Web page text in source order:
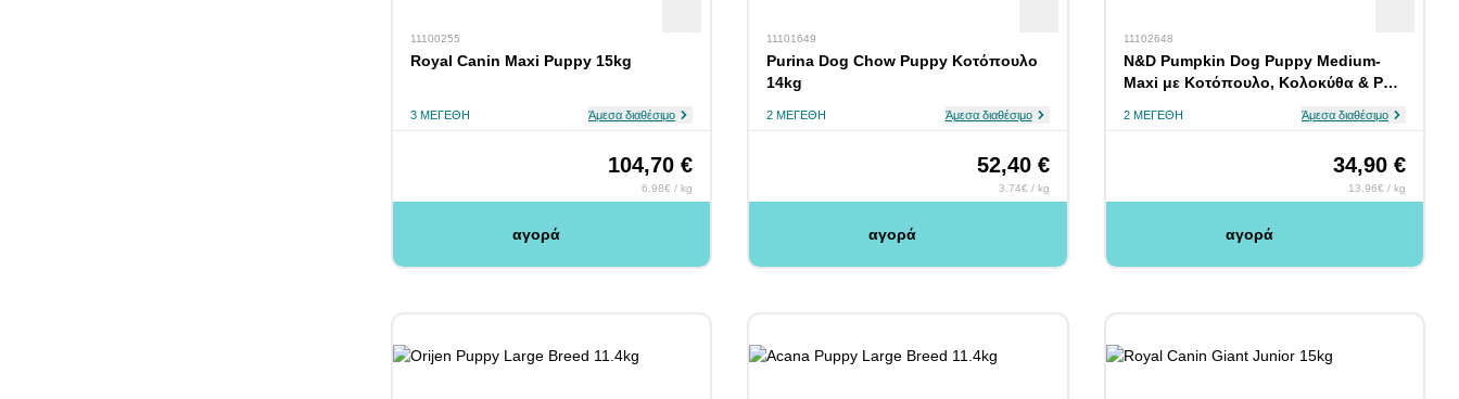
11100255
Royal Canin Maxi Puppy 15kg
3 ΜΕΓΈΘΗ Άμεσα διαθέσιμο
104,70 €
6.98€ / kg
αγορά
11101649
Purina Dog Chow Puppy Κοτόπουλο
14kg
2 ΜΕΓΈΘΗ Άμεσα διαθέσιμο
52,40 €
3.74€ / kg
αγορά
11102648
N&D Pumpkin Dog Puppy Medium-
Maxi με Κοτόπουλο, Κολοκύθα & Ρόδι
2 ΜΕΓΈΘΗ Άμεσα διαθέσιμο
34,90 €
13.96€ / kg
αγορά